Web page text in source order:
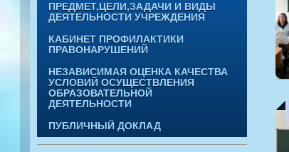
ПРЕДМЕТ,ЦЕЛИ,ЗАДАЧИ И ВИДЫ
ДЕЯТЕЛЬНОСТИ УЧРЕЖДЕНИЯ
КАБИНЕТ ПРОФИЛАКТИКИ
ПРАВОНАРУШЕНИЙ
НЕЗАВИСИМАЯ ОЦЕНКА КАЧЕСТВА
УСЛОВИЙ ОСУЩЕСТВЛЕНИЯ
ОБРАЗОВАТЕЛЬНОЙ
ДЕЯТЕЛЬНОСТИ
ПУБЛИЧНЫЙ ДОКЛАД